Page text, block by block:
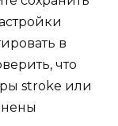
в
что
stroke или